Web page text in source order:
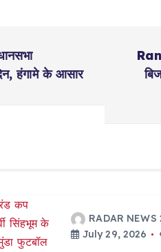
हंगामे के आसार
RADAR NEWS
July 29, 2026